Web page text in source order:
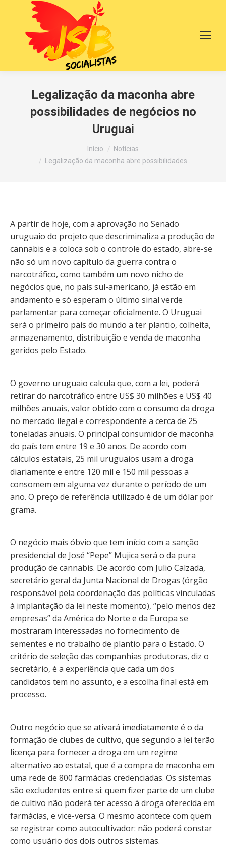
Legalização da maconha abre
possibilidades de negócios no
Uruguai
Início
Notícias
Legalização da maconha abre possibilidades…
A partir de hoje, com a aprovação no Senado
uruguaio do projeto que descriminaliza a produção de
cannabis e a coloca sob o controle do estado, abre-se
não só um novo capítulo da guerra contra o
narcotráfico, como também um novo nicho de
negócios que, no país sul-americano, já estão em
andamento e só esperam o último sinal verde
parlamentar para começar oficialmente. O Uruguai
será o primeiro país do mundo a ter plantio, colheita,
armazenamento, distribuição e venda de maconha
geridos pelo Estado.
O governo uruguaio calcula que, com a lei, poderá
retirar do narcotráfico entre US$ 30 milhões e US$ 40
milhões anuais, valor obtido com o consumo da droga
no mercado ilegal e correspondente a cerca de 25
toneladas anuais. O principal consumidor de maconha
do país tem entre 19 e 30 anos. De acordo com
cálculos estatais, 25 mil uruguaios usam a droga
diariamente e entre 120 mil e 150 mil pessoas a
consomem em alguma vez durante o período de um
ano. O preço de referência utilizado é de um dólar por
grama.
O negócio mais óbvio que tem início com a sanção
presidencial de José “Pepe” Mujica será o da pura
produção de cannabis. De acordo com Julio Calzada,
secretário geral da Junta Nacional de Drogas (órgão
responsável pela coordenação das políticas vinculadas
à implantação da lei neste momento), “pelo menos dez
empresas” da América do Norte e da Europa se
mostraram interessadas no fornecimento de
sementes e no trabalho de plantio para o Estado. O
critério de seleção das companhias produtoras, diz o
secretário, é a experiência que cada um dos
candidatos tem no assunto, e a escolha final está em
processo.
Outro negócio que se ativará imediatamente é o da
formação de clubes de cultivo, que segundo a lei terão
licença para fornecer a droga em um regime
alternativo ao estatal, que é a compra de maconha em
uma rede de 800 farmácias credenciadas. Os sistemas
são excludentes entre si: quem fizer parte de um clube
de cultivo não poderá ter acesso à droga oferecida em
farmácias, e vice-versa. O mesmo acontece com quem
se registrar como autocultivador: não poderá constar
como usuário dos dois outros sistemas.